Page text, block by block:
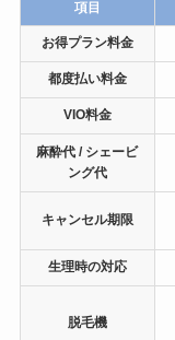
項目
お得プラン料金
都度払い料金
VIO料金
麻酔代 / シェービ
ング代
キャンセル期限
生理時の対応
脱毛機